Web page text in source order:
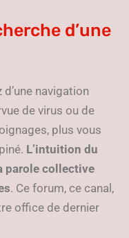
d’une
d’une navigation
de virus ou de
plus vous
L’intuition du
parole collective
. Ce forum, ce canal,
office de dernier